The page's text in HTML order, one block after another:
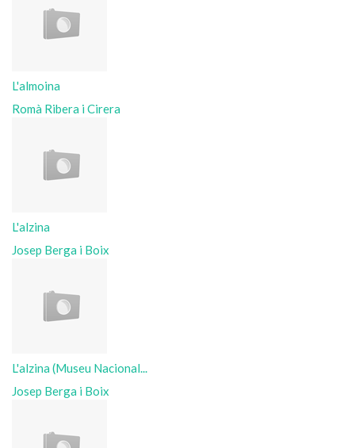
L'almoina
Romà Ribera i Cirera
L'alzina
Josep Berga i Boix
L'alzina (Museu Nacional...
Josep Berga i Boix